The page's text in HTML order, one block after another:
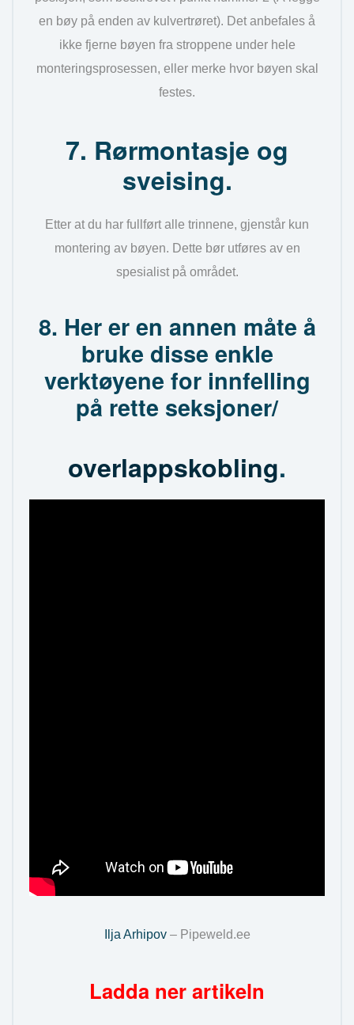
en bøy på enden av kulvertrøret). Det anbefales å
ikke fjerne bøyen fra stroppene under hele
monteringsprosessen, eller merke hvor bøyen skal
festes.
7. Rørmontasje og
sveising.
Etter at du har fullført alle trinnene, gjenstår kun
montering av bøyen. Dette bør utføres av en
spesialist på området.
8. Her er en annen måte å
bruke disse enkle
verktøyene for innfelling
på rette seksjoner/
overlappskobling.
Ilja Arhipov– Pipeweld.ee
Ladda ner artikeln